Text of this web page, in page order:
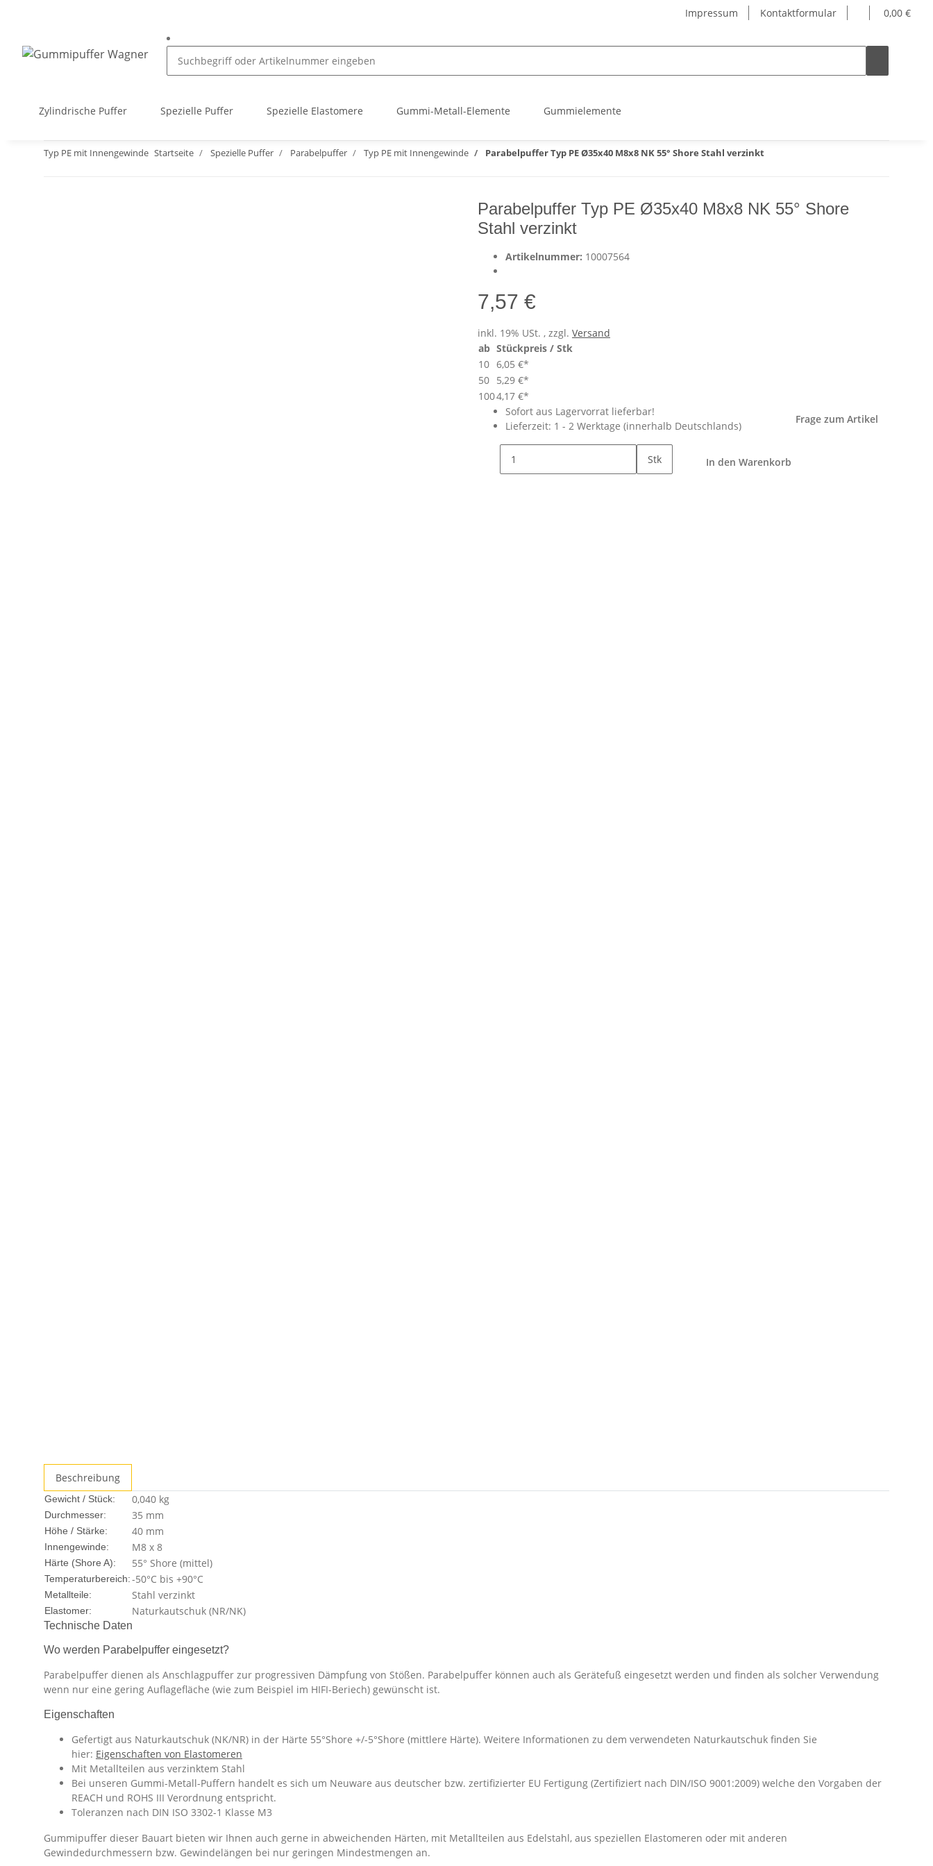
Impressum Kontaktformular 0,00 €
Zylindrische Puffer Spezielle Puffer Spezielle Elastomere Gummi-Metall-Elemente Gummielemente
Typ PE mit Innengewinde Startseite Spezielle Puffer Parabelpuffer Typ PE mit Innengewinde Parabelpuffer Typ PE Ø35x40 M8x8 NK 55° Shore Stahl verzinkt
Parabelpuffer Typ PE Ø35x40 M8x8 NK 55° Shore
Stahl verzinkt
Artikelnummer: 10007564
7,57 €
inkl. 19% USt. , zzgl. Versand
ab Stückpreis / Stk
10 6,05 €*
50 5,29 €*
1004,17 €*
Sofort aus Lagervorrat lieferbar!
Lieferzeit: 1 - 2 Werktage (innerhalb Deutschlands)
Frage zum Artikel
Stk In den Warenkorb
Beschreibung
Technische Daten
Gewicht / Stück: 0,040 kg
Durchmesser: 35 mm
Höhe / Stärke: 40 mm
Innengewinde: M8 x 8
Härte (Shore A): 55° Shore (mittel)
Temperaturbereich:-50°C bis +90°C
Metallteile: Stahl verzinkt
Elastomer: Naturkautschuk (NR/NK)
Wo werden Parabelpuffer eingesetzt?
Parabelpuffer dienen als Anschlagpuffer zur progressiven Dämpfung von Stößen. Parabelpuffer können auch als Gerätefuß eingesetzt werden und finden als solcher Verwendung
wenn nur eine gering Auflagefläche (wie zum Beispiel im HIFI-Beriech) gewünscht ist.
Eigenschaften
Gefertigt aus Naturkautschuk (NK/NR) in der Härte 55°Shore +/-5°Shore (mittlere Härte). Weitere Informationen zu dem verwendeten Naturkautschuk finden Sie
hier: Eigenschaften von Elastomeren
Mit Metallteilen aus verzinktem Stahl
Bei unseren Gummi-Metall-Puffern handelt es sich um Neuware aus deutscher bzw. zertifizierter EU Fertigung (Zertifiziert nach DIN/ISO 9001:2009) welche den Vorgaben der
REACH und ROHS III Verordnung entspricht.
Toleranzen nach DIN ISO 3302-1 Klasse M3
Gummipuffer dieser Bauart bieten wir Ihnen auch gerne in abweichenden Härten, mit Metallteilen aus Edelstahl, aus speziellen Elastomeren oder mit anderen
Gewindedurchmessern bzw. Gewindelängen bei nur geringen Mindestmengen an.